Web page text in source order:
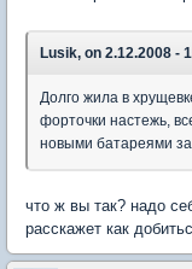
Lusik, on 2.12.2008 -
Долго жила в
форточки настежь,
новыми батареями
что ж вы так? надо
расскажет как